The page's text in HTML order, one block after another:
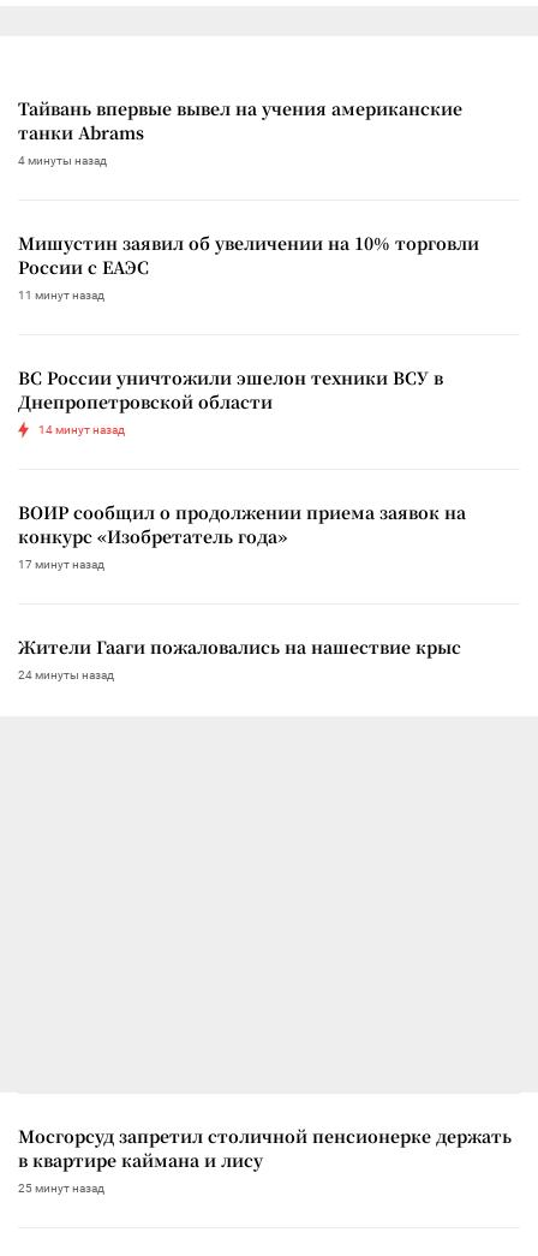
Тайвань впервые вывел на учения американские
танки Abrams
4 минуты назад
Мишустин заявил об увеличении на 10% торговли
России с ЕАЭС
11 минут назад
ВС России уничтожили эшелон техники ВСУ в
Днепропетровской области
14 минут назад
ВОИР сообщил о продолжении приема заявок на
конкурс «Изобретатель года»
17 минут назад
Жители Гааги пожаловались на нашествие крыс
24 минуты назад
Мосгорсуд запретил столичной пенсионерке держать
в квартире каймана и лису
25 минут назад